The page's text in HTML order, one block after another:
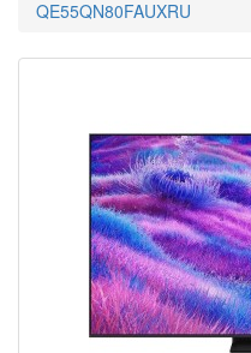
QE55QN80FAUXRU